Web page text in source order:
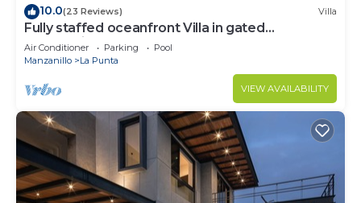
10.0(23 Reviews) Villa
Fully staffed oceanfront Villa in gated
community
Air Conditioner Parking
Pool
Manzanillo
La Punta
VIEW AVAILABILITY